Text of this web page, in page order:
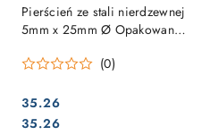
Pierścień ze stali nierdzewnej
5mm x 25mm Ø Opakowanie
(0)
Cena:
35.26
Cena:
35.26